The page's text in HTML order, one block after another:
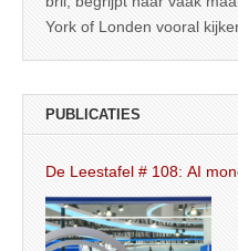
York of Londen vooral
PUBLICATIES
De